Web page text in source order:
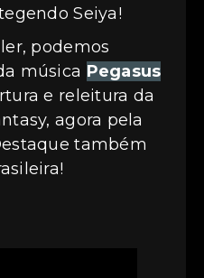
Seiya!
podemos
música Pegasus
e releitura da
agora pela
também